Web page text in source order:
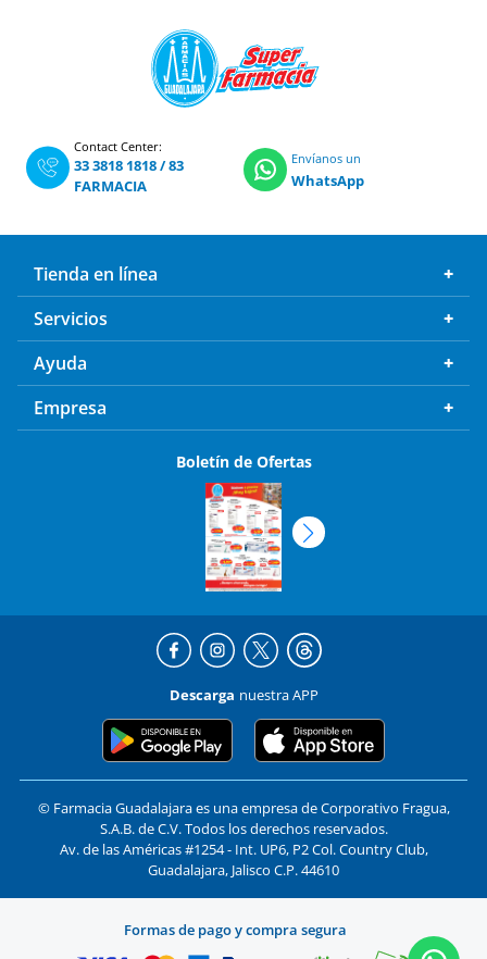
33 3818 1818
FARMACIA
WhatsApp
Servicios
Ayuda
Empresa
Boletín de Ofertas
Descarga nuestra APP
© Farmacia Guadalajara es una empresa de Corporativo Fragua,
S.A.B. de C.V. Todos los derechos reservados.
Av. de las Américas #1254 - Int. UP6, P2 Col. Country Club,
Guadalajara, Jalisco C.P. 44610
Formas de pago y compra segura